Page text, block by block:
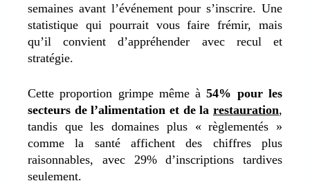
semaines avant l’événement pour s’inscrire. Une
statistique qui pourrait vous faire frémir, mais
qu’il convient d’appréhender avec recul et
stratégie.
Cette proportion grimpe même à54% pour les
secteurs de l’alimentation et de la restauration,
tandis que les domaines plus « règlementés »
comme la santé affichent des chiffres plus
raisonnables, avec 29% d’inscriptions tardives
seulement.